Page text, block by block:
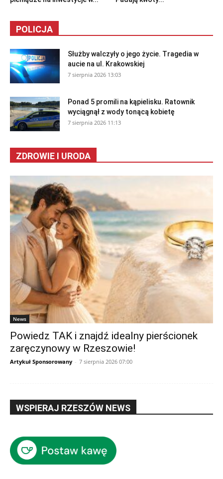
POLICJA
Służby walczyły o jego życie. Tragedia w
aucie na ul. Krakowskiej
7 sierpnia 2026 13:03
Ponad 5 promili na kąpielisku. Ratownik
wyciągnął z wody tonącą kobietę
7 sierpnia 2026 11:13
ZDROWIE I URODA
News
Powiedz TAK i znajdź idealny pierścionek
zaręczynowy w Rzeszowie!
Artykuł Sponsorowany - 7 sierpnia 2026 07:00
WSPIERAJ RZESZÓW NEWS